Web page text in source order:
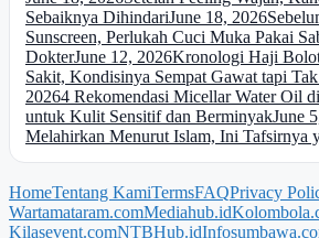
Sebaiknya DihindariJune 18, 2026
Sunscreen, Perlukah Cuci Muka Pakai
DokterJune 12, 2026Kronologi Haji
Sakit, Kondisinya Sempat Gawat tapi
20264 Rekomendasi Micellar Water Oil
untuk Kulit Sensitif dan BerminyakJune
Melahirkan Menurut Islam, Ini Tafsirnya
HomeTentang KamiTermsFAQPrivacy
Wartamataram.comMediahub.id
Kilasevent.comNTBHub.id